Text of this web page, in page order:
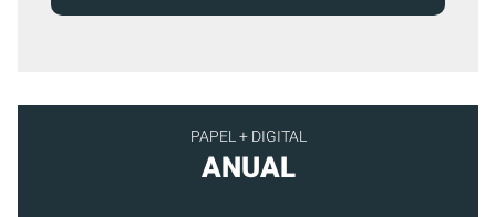
PAPEL + DIGITAL
ANUAL